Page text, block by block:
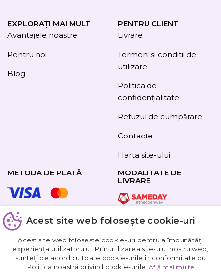
EXPLORAȚI MAI MULT
Avantajele noastre
Pentru noi
Blog
PENTRU CLIENT
Livrare
Termeni si conditii de
utilizare
Politica de
confidențialitate
Refuzul de cumpărare
Contacte
Harta site-ului
METODA DE PLATĂ
URMAȚI-NE
MODALITATE DE
LIVRARE
Obțineți
Acest site web folosește cookie-uri
Acest site web folosește cookie-uri pentru a îmbunătăți
experiența utilizatorului. Prin utilizarea site-ului nostru web,
sunteți de acord cu toate cookie-urile în conformitate cu
Politica noastră privind cookie-urile. Află mai multe